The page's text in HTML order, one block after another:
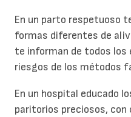
En un parto respetuoso
formas diferentes de
te informan de todos
riesgos de los métodos
En un hospital educado
paritorios preciosos,